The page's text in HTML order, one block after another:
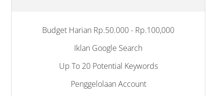
Budget Harian Rp.50.000 - Rp.100,000
Iklan Google Search
Up To 20 Potential Keywords
Penggelolaan Account